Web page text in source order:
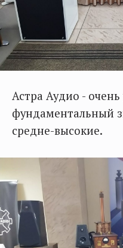
Астра Аудио -
фундаментальный
средне-высокие.